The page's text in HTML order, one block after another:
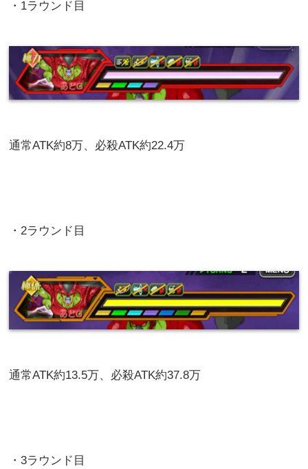
・1ラウンド目
通常ATK約8万、必殺ATK約22.4万
・2ラウンド目
通常ATK約13.5万、必殺ATK約37.8万
・3ラウンド目